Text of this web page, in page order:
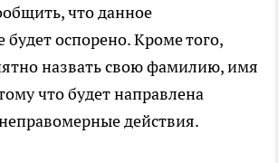
что данное
будет оспорено. Кроме того,
назвать свою фамилию, имя
что будет направлена
действия.